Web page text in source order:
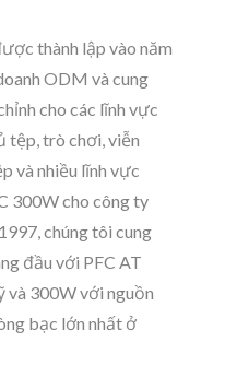
thành lập vào năm
ODM và cung
cho các lĩnh vực
tệp, trò chơi, viễn
và nhiều lĩnh vực
300W cho công ty
chúng tôi cung
đầu với PFC AT
và 300W với nguồn
bạc lớn nhất ở